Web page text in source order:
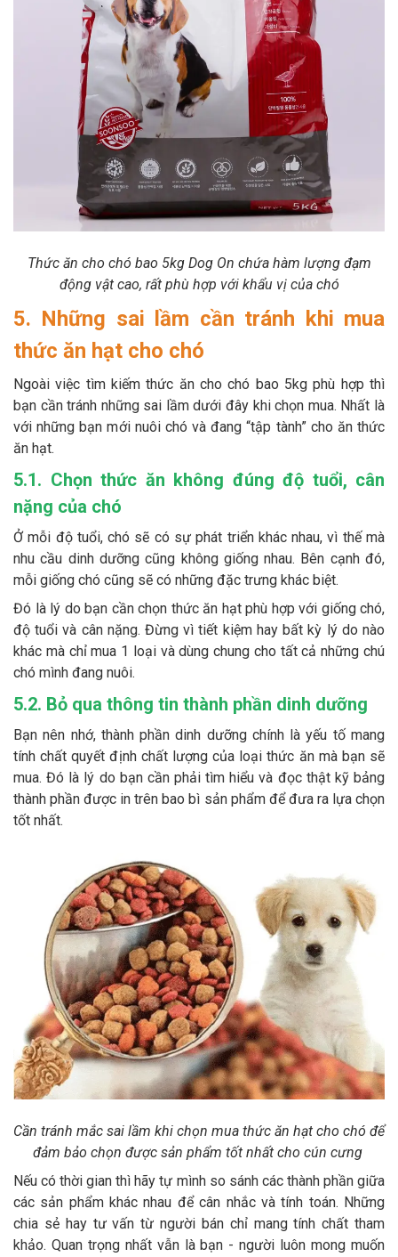
Thức ăn cho chó bao 5kg Dog On chứa hàm lượng đạm
động vật cao, rất phù hợp với khẩu vị của chó
5. Những sai lầm cần tránh khi mua
thức ăn hạt cho chó
Ngoài việc tìm kiếm thức ăn cho chó bao 5kg phù hợp thì
bạn cần tránh những sai lầm dưới đây khi chọn mua. Nhất là
với những bạn mới nuôi chó và đang “tập tành” cho ăn thức
ăn hạt.
5.1. Chọn thức ăn không đúng độ tuổi, cân
nặng của chó
Ở mỗi độ tuổi, chó sẽ có sự phát triển khác nhau, vì thế mà
nhu cầu dinh dưỡng cũng không giống nhau. Bên cạnh đó,
mỗi giống chó cũng sẽ có những đặc trưng khác biệt.
Đó là lý do bạn cần chọn thức ăn hạt phù hợp với giống chó,
độ tuổi và cân nặng. Đừng vì tiết kiệm hay bất kỳ lý do nào
khác mà chỉ mua 1 loại và dùng chung cho tất cả những chú
chó mình đang nuôi.
5.2. Bỏ qua thông tin thành phần dinh dưỡng
Bạn nên nhớ, thành phần dinh dưỡng chính là yếu tố mang
tính chất quyết định chất lượng của loại thức ăn mà bạn sẽ
mua. Đó là lý do bạn cần phải tìm hiểu và đọc thật kỹ bảng
thành phần được in trên bao bì sản phẩm để đưa ra lựa chọn
tốt nhất.
Cần tránh mắc sai lầm khi chọn mua thức ăn hạt cho chó để
đảm bảo chọn được sản phẩm tốt nhất cho cún cưng
Nếu có thời gian thì hãy tự mình so sánh các thành phần giữa
các sản phẩm khác nhau để cân nhắc và tính toán. Những
chia sẻ hay tư vấn từ người bán chỉ mang tính chất tham
khảo. Quan trọng nhất vẫn là bạn - người luôn mong muốn